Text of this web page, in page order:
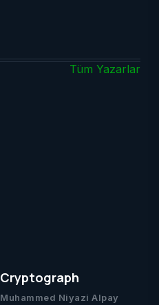
Tüm Yazarlar
Cryptograph
Muhammed Niyazi Alpay